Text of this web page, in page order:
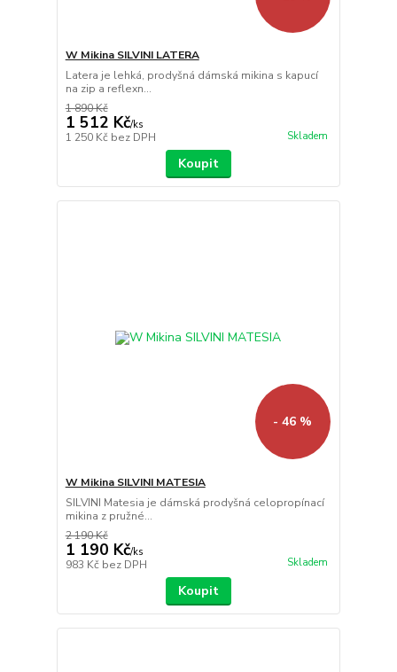
W Mikina SILVINI LATERA
Latera je lehká, prodyšná dámská mikina s kapucí
na zip a reflexn...
1 890 Kč
1 512 Kč/ks
1 250 Kč bez DPH Skladem
Koupit
- 46 %
W Mikina SILVINI MATESIA
SILVINI Matesia je dámská prodyšná celopropínací
mikina z pružné...
2 190 Kč
1 190 Kč/ks
983 Kč bez DPH Skladem
Koupit